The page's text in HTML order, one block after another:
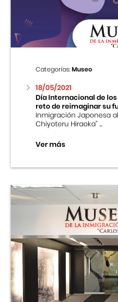
Centro Cultural
Cursos
Museo de la
Fondo Editorial
Teatro Peruano
Categorías:Museo
18/05/2021
Día Internacional de los
reto de reimaginar su
Inmigración Japonesa
Chiyoteru Hiraoka” ...
Ver más